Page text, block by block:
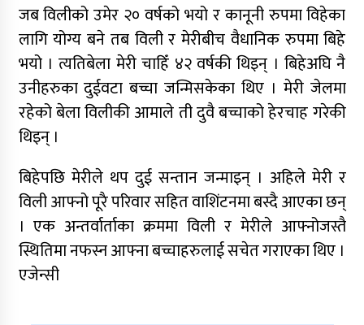
जब विलीको उमेर २० वर्षको भयो र कानूनी रुपमा विहेका
लागि योग्य बने तब विली र मेरीबीच वैधानिक रुपमा बिहे
भयो । त्यतिबेला मेरी चाहिँ ४२ वर्षकी थिइन् । बिहेअघि नै
उनीहरुका दुईवटा बच्चा जन्मिसकेका थिए । मेरी जेलमा
रहेको बेला विलीकी आमाले ती दुवै बच्चाको हेरचाह गरेकी
थिइन् ।
बिहेपछि मेरीले थप दुई सन्तान जन्माइन् । अहिले मेरी र
विली आफ्नो पूरै परिवार सहित वाशिंटनमा बस्दै आएका छन्
। एक अन्तर्वार्ताका क्रममा विली र मेरीले आफ्नोजस्तै
स्थितिमा नफस्न आफ्ना बच्चाहरुलाई सचेत गराएका थिए ।
एजेन्सी